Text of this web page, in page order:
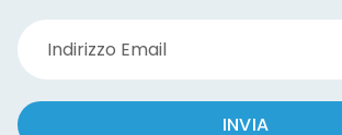
Indirizzo Email
INVIA